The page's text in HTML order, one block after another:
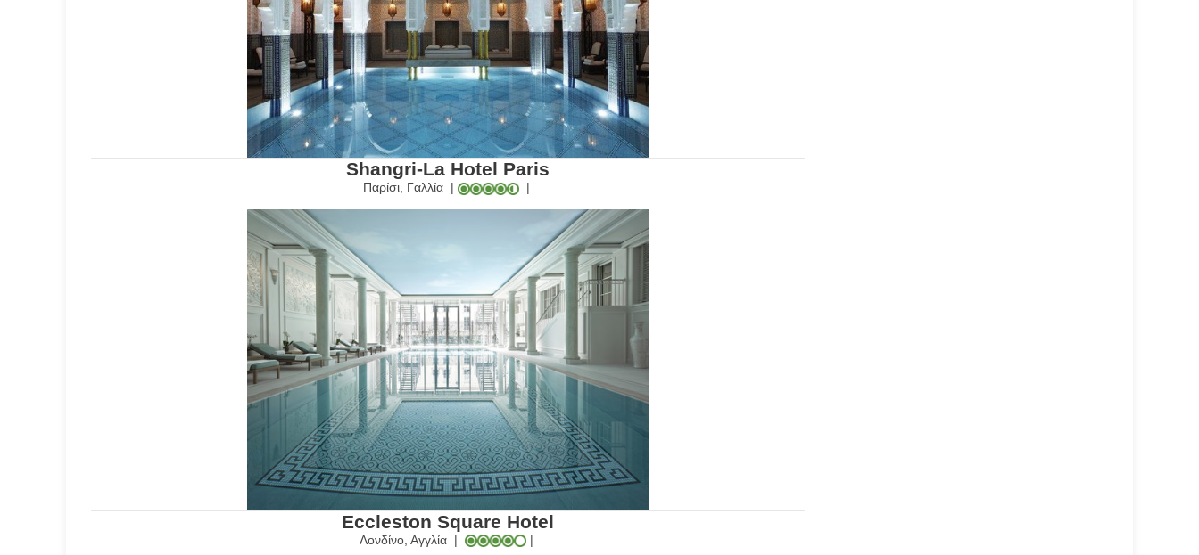
Shangri-La Hotel Paris
Παρίσι, Γαλλία | |
Eccleston Square Hotel
Λονδίνο, Αγγλία | |